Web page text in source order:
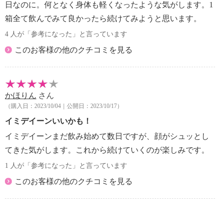
【アレルギー表示一覧】
表示しているアレルギー物質は、特定原材料を対象に
しています。
＜イミディーン・タイムパーフェクション＞
■アレルギー表示：なし
■コンタミネーション注意喚起表示：なし
日なのに。何となく身体も軽くなったような気がします。1
箱全て飲んでみて良かったら続けてみようと思います。
4 人が「参考になった」と言っています
このお客様の他のクチコミを見る
かほりん さん
（購入日：2023/10/04｜公開日：2023/10/17）
イミデイーンいいかも！
イミデイーンまだ飲み始めて数日ですが、顔がシュッとし
てきた気がします。これから続けていくのが楽しみです。
1 人が「参考になった」と言っています
このお客様の他のクチコミを見る